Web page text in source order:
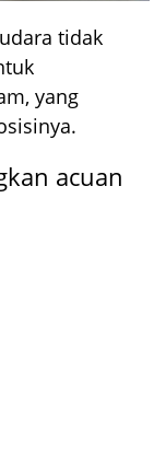
tidak
yang
acuan